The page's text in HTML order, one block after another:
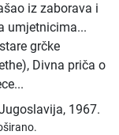
iz zaborava i
umjetnicima...
grčke
Divna priča o
, 1967.